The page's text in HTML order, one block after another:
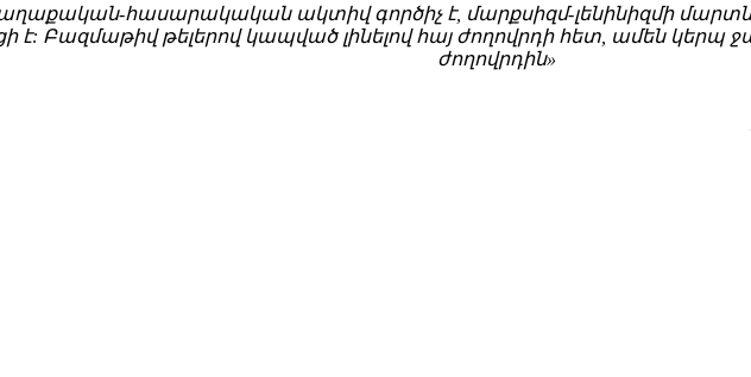
հասարակական ակտիվ գործիչ է, մարքսիզմ-լենինիզմի
է: Բազմաթիվ թելերով կապված լինելով հայ ժողովրդի հետ, ամեն կերպ
ժողովրդին»